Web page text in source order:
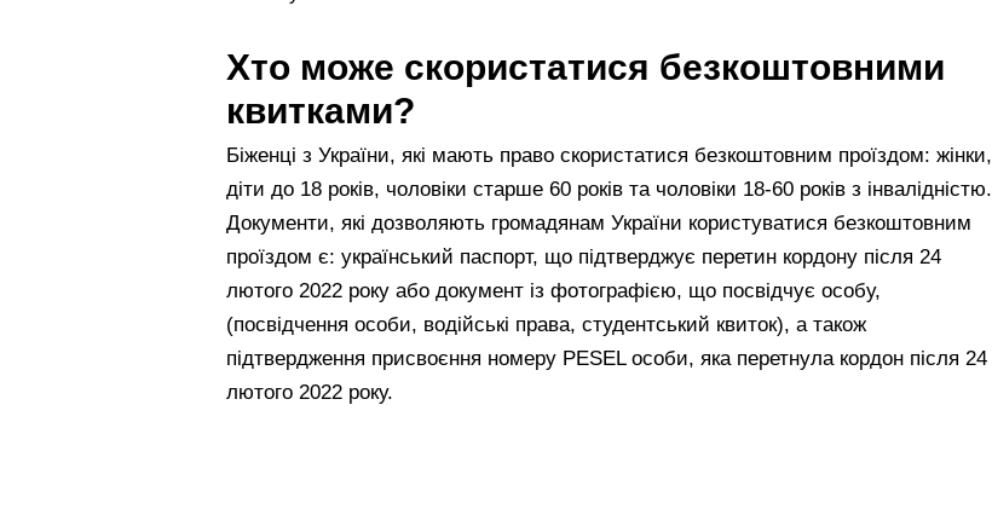
Хто може скористатися безкоштовними
квитками?
Біженці з України, які мають право скористатися безкоштовним проїздом: жінки,
діти до 18 років, чоловіки старше 60 років та чоловіки 18-60 років з інвалідністю.
Документи, які дозволяють громадянам України користуватися безкоштовним
проїздом є: український паспорт, що підтверджує перетин кордону після 24
лютого 2022 року або документ із фотографією, що посвідчує особу,
(посвідчення особи, водійські права, студентський квиток), а також
підтвердження присвоєння номеру PESEL особи, яка перетнула кордон після 24
лютого 2022 року.